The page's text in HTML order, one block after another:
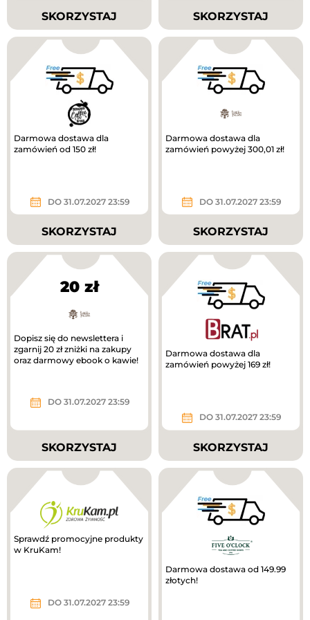
SKORZYSTAJ SKORZYSTAJ
Darmowa dostawa dla
zamówień od 150 zł!
DO 31.07.2027 23:59
SKORZYSTAJ
Darmowa dostawa dla
zamówień powyżej 300,01 zł!
DO 31.07.2027 23:59
SKORZYSTAJ
20 zł
Dopisz się do newslettera i
zgarnij 20 zł zniżki na zakupy
oraz darmowy ebook o kawie!
DO 31.07.2027 23:59
SKORZYSTAJ
Darmowa dostawa dla
zamówień powyżej 169 zł!
DO 31.07.2027 23:59
SKORZYSTAJ
Sprawdź promocyjne produkty
w KruKam!
DO 31.07.2027 23:59
Darmowa dostawa od 149.99
złotych!